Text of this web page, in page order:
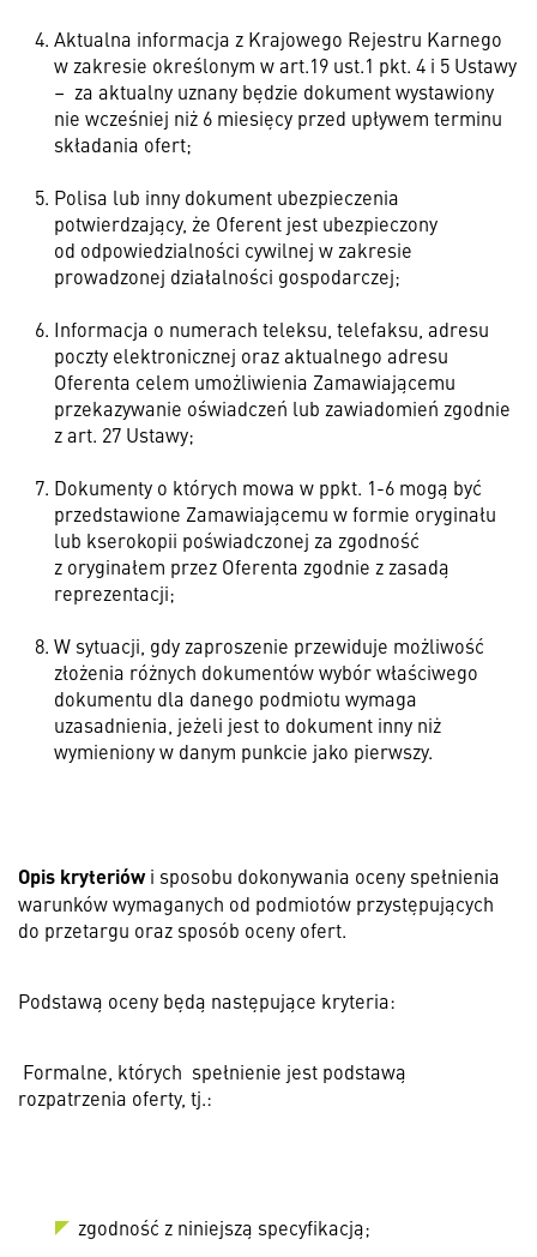
Aktualna informacja z Krajowego Rejestru Karnego
w zakresie określonym w art.19 ust.1 pkt. 4 i 5 Ustawy
– za aktualny uznany będzie dokument wystawiony
nie wcześniej niż 6 miesięcy przed upływem terminu
składania ofert;
Polisa lub inny dokument ubezpieczenia
potwierdzający, że Oferent jest ubezpieczony
od odpowiedzialności cywilnej w zakresie
prowadzonej działalności gospodarczej;
Informacja o numerach teleksu, telefaksu, adresu
poczty elektronicznej oraz aktualnego adresu
Oferenta celem umożliwienia Zamawiającemu
przekazywanie oświadczeń lub zawiadomień zgodnie
z art. 27 Ustawy;
Dokumenty o których mowa w ppkt. 1-6 mogą być
przedstawione Zamawiającemu w formie oryginału
lub kserokopii poświadczonej za zgodność
z oryginałem przez Oferenta zgodnie z zasadą
reprezentacji;
W sytuacji, gdy zaproszenie przewiduje możliwość
złożenia różnych dokumentów wybór właściwego
dokumentu dla danego podmiotu wymaga
uzasadnienia, jeżeli jest to dokument inny niż
wymieniony w danym punkcie jako pierwszy.
Opis kryteriówi sposobu dokonywania oceny spełnienia
warunków wymaganych od podmiotów przystępujących
do przetargu oraz sposób oceny ofert.
Podstawą oceny będą następujące kryteria:
Formalne, których spełnienie jest podstawą
rozpatrzenia oferty, tj.:
zgodność z niniejszą specyfikacją;